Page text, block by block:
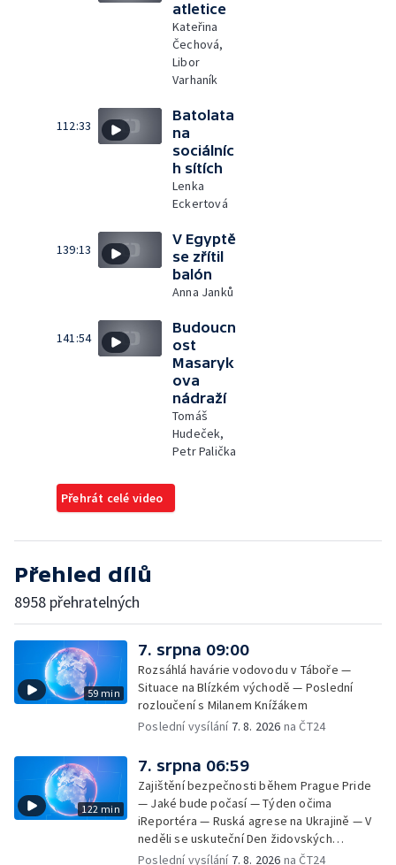
atletice
Kateřina
Čechová,
Libor
Varhaník
112:33
Batolata
na
sociálníc
h sítích
Lenka
Eckertová
139:13
V Egyptě
se zřítil
balón
Anna Janků
141:54
Budoucn
ost
Masaryk
ova
nádraží
Tomáš
Hudeček,
Petr Palička
Přehrát celé video
Přehled dílů
8958 přehratelných
59 min
7. srpna 09:00
Rozsáhlá havárie vodovodu v Táboře —
Situace na Blízkém východě — Poslední
rozloučení s Milanem Knížákem
Poslední vysílání 7. 8. 2026 na ČT24
122 min
7. srpna 06:59
Zajištění bezpečnosti během Prague Pride
— Jaké bude počasí — Týden očima
iReportéra — Ruská agrese na Ukrajině — V
neděli se uskuteční Den židovských
památek — Vila Tugendhat slaví 25 let na
Poslední vysílání 7. 8. 2026 na ČT24